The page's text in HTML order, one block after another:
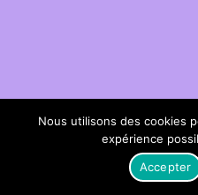
Nous utilisons des cookies
expérience
Accepter